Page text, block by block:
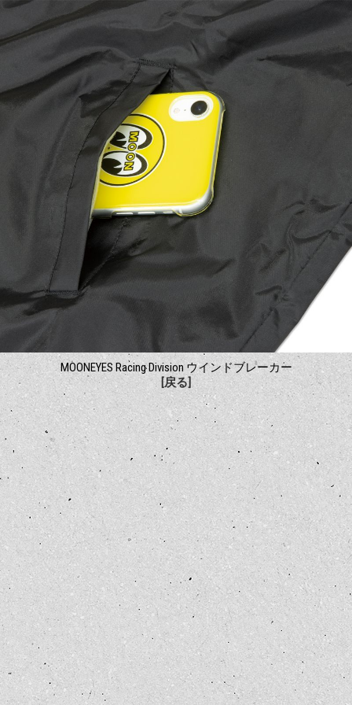
MOONEYES Racing Division ウインドブレーカー
[戻る]